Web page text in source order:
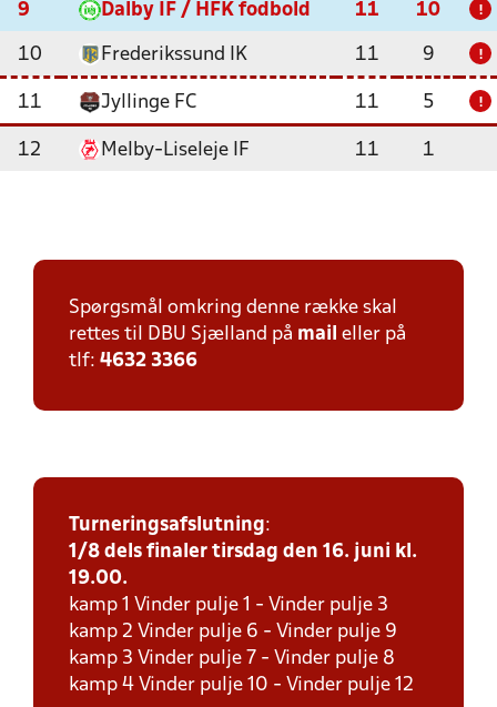
9 Dalby IF / HFK fodbold 11 10 !
10 Frederikssund IK 11 9 !
11 Jyllinge FC 11 5 !
12 Melby-Liseleje IF 11 1
Spørgsmål omkring denne række skal
rettes til DBU Sjælland på mail eller på
tlf: 4632 3366
Turneringsafslutning:
1/8 dels finaler tirsdag den 16. juni kl.
19.00.
kamp 1 Vinder pulje 1 - Vinder pulje 3
kamp 2 Vinder pulje 6 - Vinder pulje 9
kamp 3 Vinder pulje 7 - Vinder pulje 8
kamp 4 Vinder pulje 10 - Vinder pulje 12